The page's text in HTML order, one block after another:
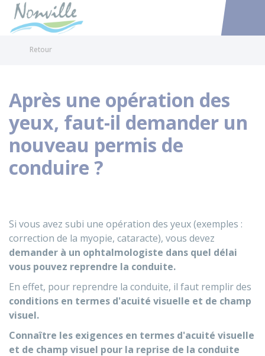
Accéder
Retour
Après une opération des
yeux, faut-il demander un
nouveau permis de
conduire ?
Si vous avez subi une opération des yeux (exemples :
correction de la myopie, cataracte), vous devez
demander à un ophtalmologiste dans quel délai
vous pouvez reprendre la conduite.
En effet, pour reprendre la conduite, il faut remplir des
conditions en termes d'acuité visuelle et de champ
visuel.
Connaître les exigences en termes d'acuité visuelle
et de champ visuel pour la reprise de la conduite